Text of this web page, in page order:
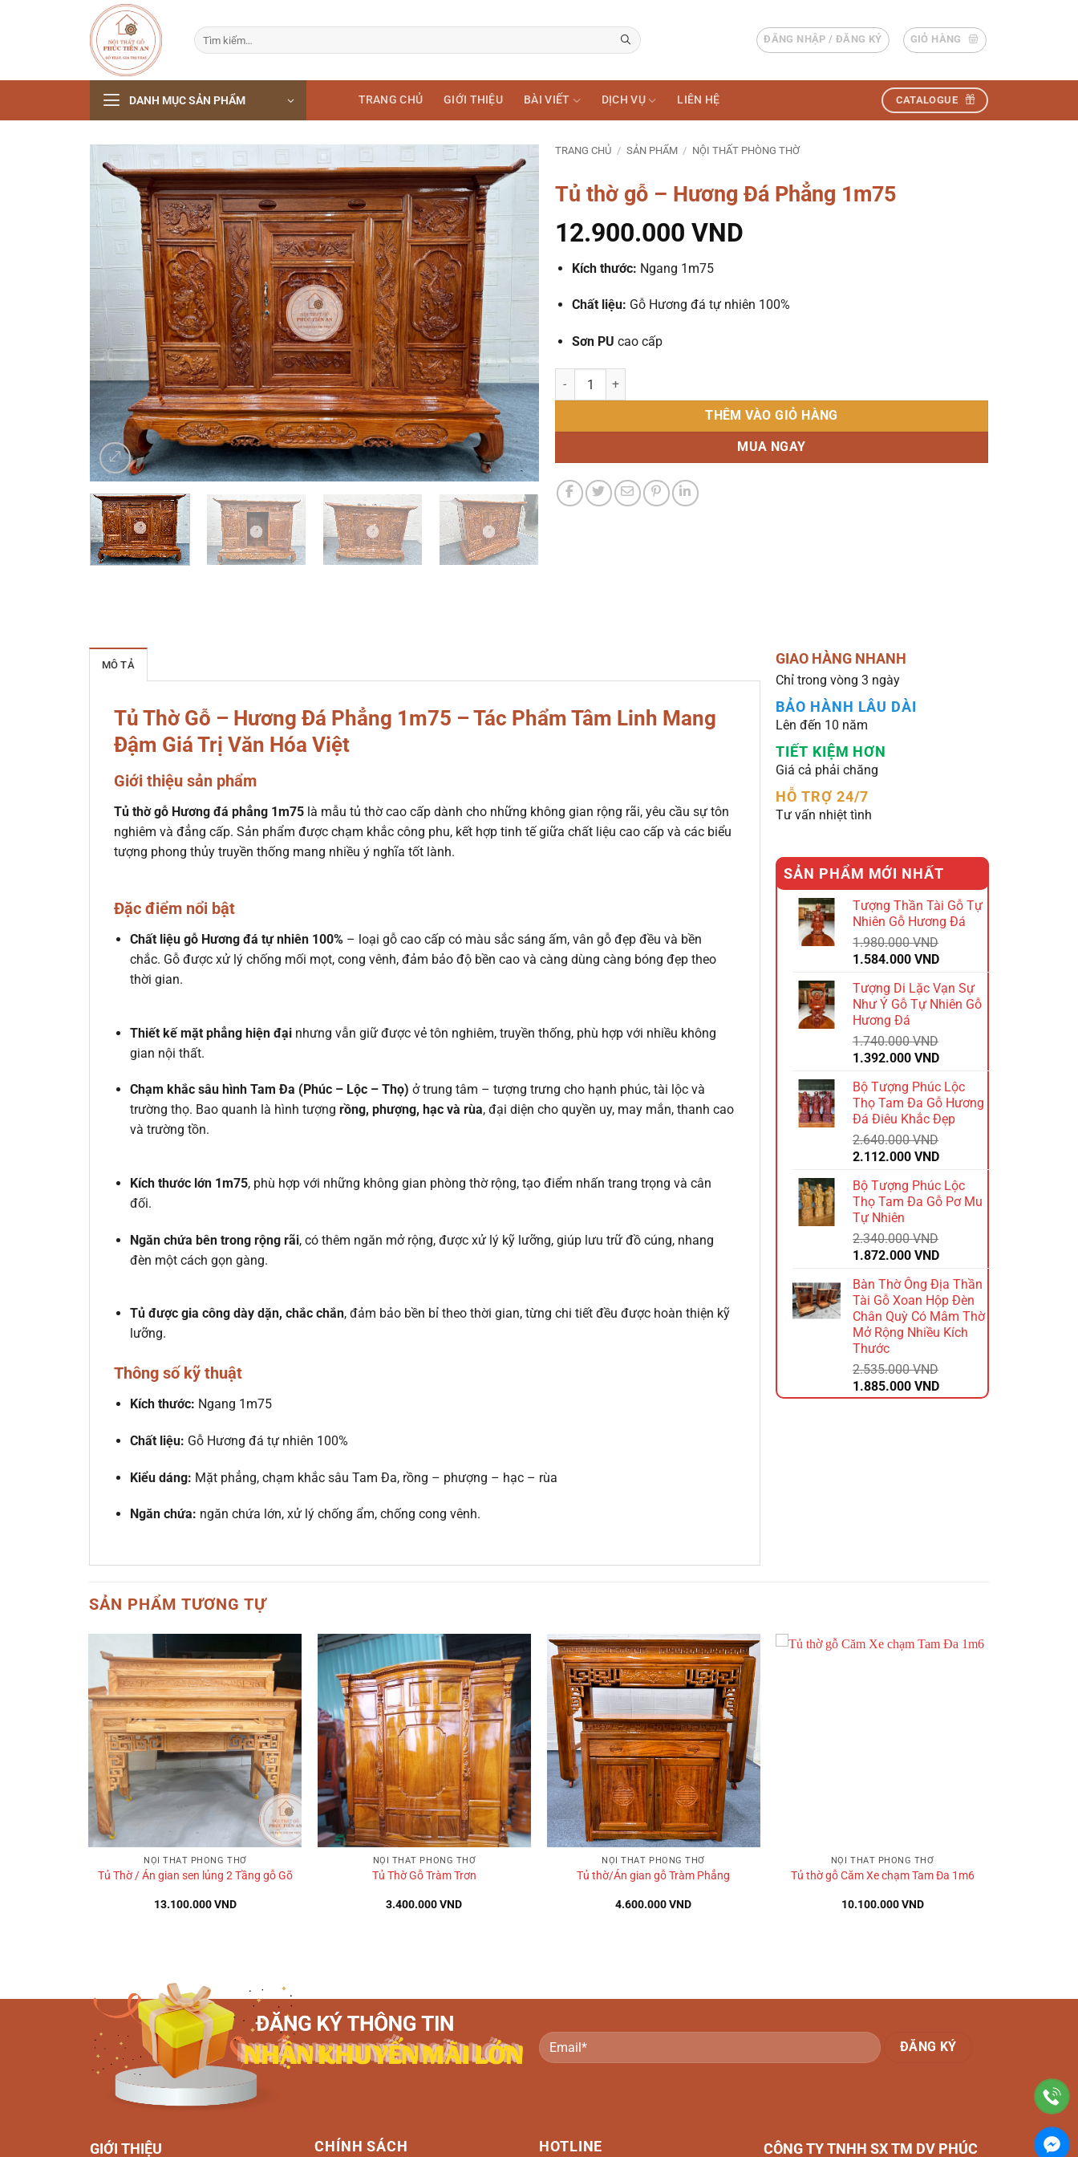
Tìm
kiếm:
ĐĂNG NHẬP / ĐĂNG KÝ GIỎ HÀNG
DANH MỤC SẢN PHẨM TRANG CHỦ GIỚI THIỆU BÀI VIẾT DỊCH VỤ LIÊN HỆ CATALOGUE
TRANG CHỦ / SẢN PHẨM / NỘI THẤT PHÒNG THỜ
Tủ thờ gỗ – Hương Đá Phẳng 1m75
12.900.000 VND
Kích thước: Ngang 1m75
Chất liệu: Gỗ Hương đá tự nhiên 100%
Sơn PU cao cấp
Tủ thờ gỗ - Hương Đá Phẳng 1m75 số lượng
THÊM VÀO GIỎ HÀNG
MUA NGAY
MÔ TẢ
Tủ Thờ Gỗ – Hương Đá Phẳng 1m75 – Tác Phẩm Tâm Linh Mang
Đậm Giá Trị Văn Hóa Việt
Giới thiệu sản phẩm
Tủ thờ gỗ Hương đá phẳng 1m75là mẫu tủ thờ cao cấp dành cho những không gian rộng rãi, yêu cầu sự tôn
nghiêm và đẳng cấp. Sản phẩm được chạm khắc công phu, kết hợp tinh tế giữa chất liệu cao cấp và các biểu
tượng phong thủy truyền thống mang nhiều ý nghĩa tốt lành.
Đặc điểm nổi bật
Chất liệu gỗ Hương đá tự nhiên 100% – loại gỗ cao cấp có màu sắc sáng ấm, vân gỗ đẹp đều và bền
chắc. Gỗ được xử lý chống mối mọt, cong vênh, đảm bảo độ bền cao và càng dùng càng bóng đẹp theo
thời gian.
Thiết kế mặt phẳng hiện đại nhưng vẫn giữ được vẻ tôn nghiêm, truyền thống, phù hợp với nhiều không
gian nội thất.
Chạm khắc sâu hình Tam Đa (Phúc – Lộc – Thọ) ở trung tâm – tượng trưng cho hạnh phúc, tài lộc và
trường thọ. Bao quanh là hình tượngrồng, phượng, hạc và rùa, đại diện cho quyền uy, may mắn, thanh cao
và trường tồn.
Kích thước lớn 1m75, phù hợp với những không gian phòng thờ rộng, tạo điểm nhấn trang trọng và cân
đối.
Ngăn chứa bên trong rộng rãi, có thêm ngăn mở rộng, được xử lý kỹ lưỡng, giúp lưu trữ đồ cúng, nhang
đèn một cách gọn gàng.
Tủ được gia công dày dặn, chắc chắn, đảm bảo bền bỉ theo thời gian, từng chi tiết đều được hoàn thiện kỹ
lưỡng.
Thông số kỹ thuật
Kích thước: Ngang 1m75
Chất liệu: Gỗ Hương đá tự nhiên 100%
Kiểu dáng: Mặt phẳng, chạm khắc sâu Tam Đa, rồng – phượng – hạc – rùa
Ngăn chứa: ngăn chứa lớn, xử lý chống ẩm, chống cong vênh.
GIAO HÀNG NHANH
Chỉ trong vòng 3 ngày
BẢO HÀNH LÂU DÀI
Lên đến 10 năm
TIẾT KIỆM HƠN
Giá cả phải chăng
HỖ TRỢ 24/7
Tư vấn nhiệt tình
SẢN PHẨM MỚI NHẤT
Tượng Thần Tài Gỗ Tự
Nhiên Gỗ Hương Đá
1.980.000VND
Giá
là:
1.980.000 VND.
1.584.000VNDGiá
tại
là:
Tượng Di Lặc Vạn Sự
Như Ý Gỗ Tự Nhiên Gỗ
Hương Đá
1.740.000VND
Giá
là:
1.740.000 VND.
1.392.000VNDGiá
tại
là:
1.392.000 VND.
Bộ Tượng Phúc Lộc
Thọ Tam Đa Gỗ Hương
Đá Điêu Khắc Đẹp
2.640.000VND
Giá
là:
2.640.000 VND.
2.112.000VNDGiá
tại
là:
Bộ Tượng Phúc Lộc
Thọ Tam Đa Gỗ Pơ Mu
Tự Nhiên
2.340.000VND
Giá
là:
2.340.000 VND.
1.872.000VNDGiá
tại
là:
1.872.000 VND.
Bàn Thờ Ông Địa Thần
Tài Gỗ Xoan Hộp Đèn
Chân Quỳ Có Mâm Thờ
Mở Rộng Nhiều Kích
Thước
2.535.000VND
Giá
gốc
1.885.000VNDGiá
hiện
SẢN PHẨM TƯƠNG TỰ
+
NỘI THẤT PHÒNG THỜ
Tủ Thờ / Án gian sen lủng 2 Tầng gỗ Gõ
13.100.000VND
+
NỘI THẤT PHÒNG THỜ
Tủ Thờ Gỗ Tràm Trơn
3.400.000VND
+
NỘI THẤT PHÒNG THỜ
Tủ thờ/Án gian gỗ Tràm Phẳng
4.600.000VND
NỘI THẤT PHÒNG THỜ
Tủ thờ gỗ Căm Xe chạm Tam Đa 1m6
10.100.000VND
GIỚI THIỆU CHÍNH SÁCH HOTLINE CÔNG TY TNHH SX TM DV PHÚC